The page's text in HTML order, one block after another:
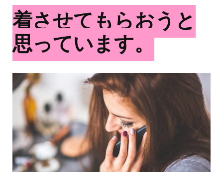
着させてもらおうと
思っています。